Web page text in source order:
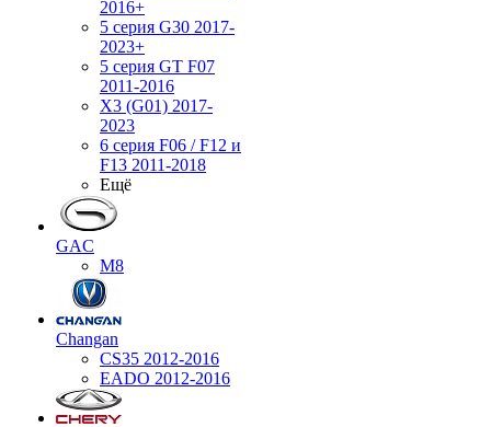
2016+
5 серия G30 2017-
2023+
5 серия GT F07
2011-2016
X3 (G01) 2017-
2023
6 серия F06 / F12 и
F13 2011-2018
Ещё
GAC
M8
Changan
CS35 2012-2016
EADO 2012-2016